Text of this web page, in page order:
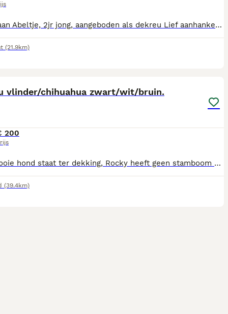
Pomeriaan Abeltje, 2jr jong, aangeboden als dekreu Lief aanhankelijk ken goed met andere hondjes overweg
(21.9km)
vlinder/chihuahua zwart/wit/bruin.
200
Hele mooie hond staat ter dekking, Rocky heeft geen stamboom en is 6 jaar oud. Rocky is een kruising tussen een chihuahua en een papillon vlinder, hij is lief en heel speels. ( NIET TE KOOP!)
(39.4km)